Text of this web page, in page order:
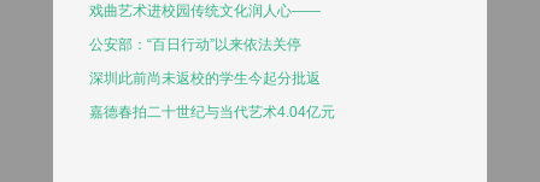
戏曲艺术进校园传统文化润人心——
公安部：“百日行动”以来依法关停
深圳此前尚未返校的学生今起分批返
嘉德春拍二十世纪与当代艺术4.04亿元